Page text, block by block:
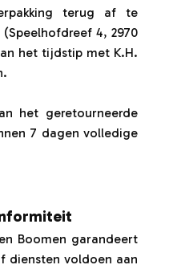
terug af te
4, 2970
het tijdstip met K.H.
het geretourneerde
7 dagen volledige
Boomen garandeert
diensten voldoen aan